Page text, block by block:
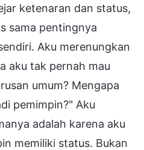
ketenaran dan status,
sama pentingnya
Aku merenungkan
aku tak pernah mau
umum? Mengapa
pemimpin?" Aku
adalah karena aku
memiliki status. Bukan